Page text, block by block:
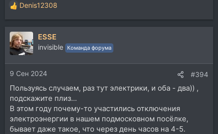
Р
е
а
к
ц
и
и
:
Denis12308
ESSE
invisible Команда форума
9 Сен 2024 #394
Пользуясь случаем, раз тут электрики, и оба - два)) ,
подскажите плиз...
В этом году почему-то участились отключения
электроэнергии в нашем подмосковном посёлке,
бывает даже такое, что через день часов на 4-5.